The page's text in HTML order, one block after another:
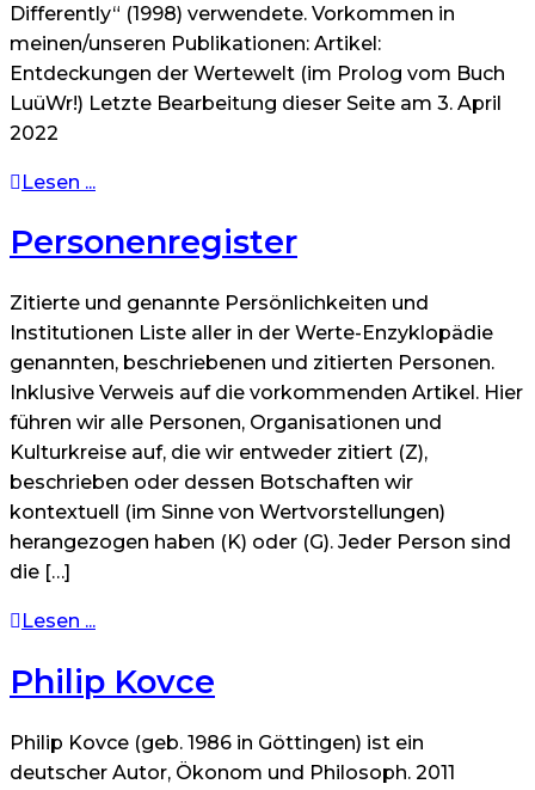
Differently“ (1998) verwendete. Vorkommen in
meinen/unseren Publikationen: Artikel:
Entdeckungen der Wertewelt (im Prolog vom Buch
LuüWr!) Letzte Bearbeitung dieser Seite am 3. April
2022
Lesen ...
Personenregister
Zitierte und genannte Persönlichkeiten und
Institutionen Liste aller in der Werte-Enzyklopädie
genannten, beschriebenen und zitierten Personen.
Inklusive Verweis auf die vorkommenden Artikel. Hier
führen wir alle Personen, Organisationen und
Kulturkreise auf, die wir entweder zitiert (Z),
beschrieben oder dessen Botschaften wir
kontextuell (im Sinne von Wertvorstellungen)
herangezogen haben (K) oder (G). Jeder Person sind
die […]
Lesen ...
Philip Kovce
Philip Kovce (geb. 1986 in Göttingen) ist ein
deutscher Autor, Ökonom und Philosoph. 2011